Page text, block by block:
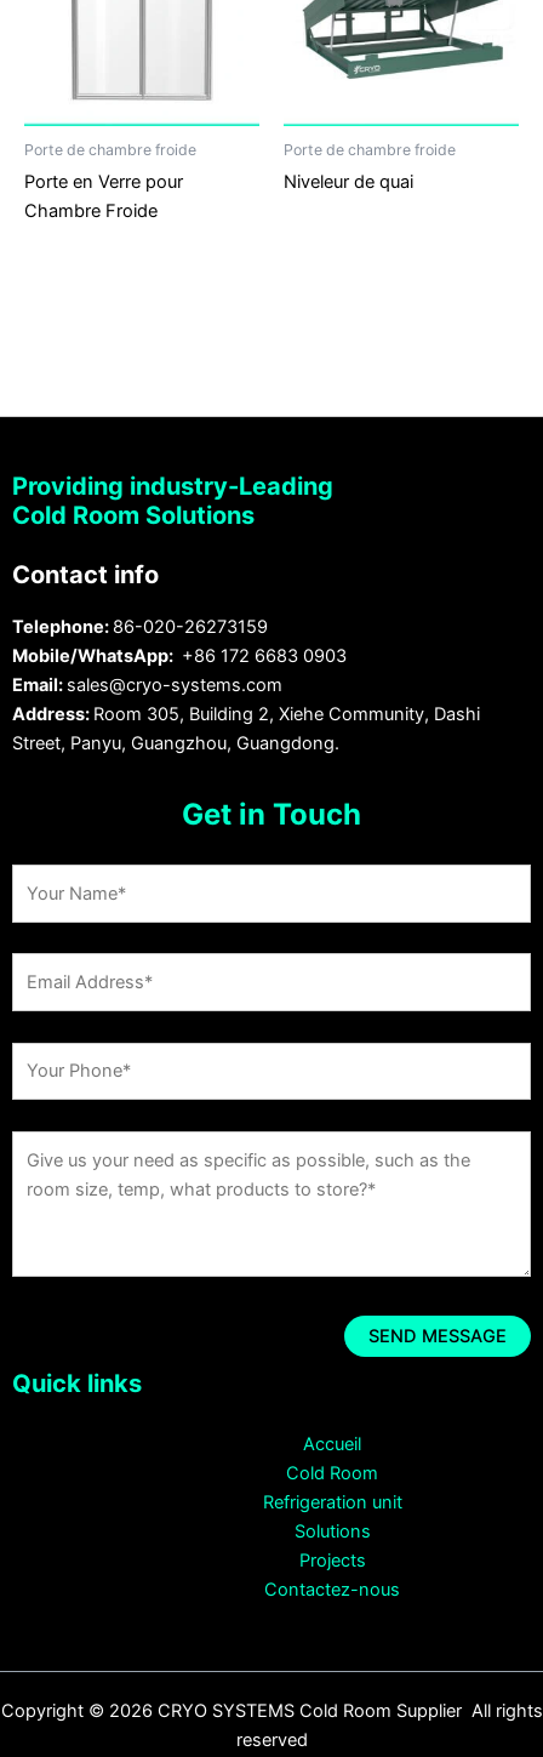
Porte de chambre froide
Porte en Verre pour
Chambre Froide
Porte de chambre froide
Niveleur de quai
Providing industry-Leading
Cold Room Solutions
Contact info
Telephone: 86-020-26273159
Mobile/WhatsApp: +86 172 6683 0903
Email: sales@cryo-systems.com
Address: Room 305, Building 2, Xiehe Community, Dashi
Street, Panyu, Guangzhou, Guangdong.
Get in Touch
Quick links
Accueil
Cold Room
Refrigeration unit
Solutions
Projects
Contactez-nous
Copyright © 2026 CRYO SYSTEMS Cold Room Supplier All rights
reserved